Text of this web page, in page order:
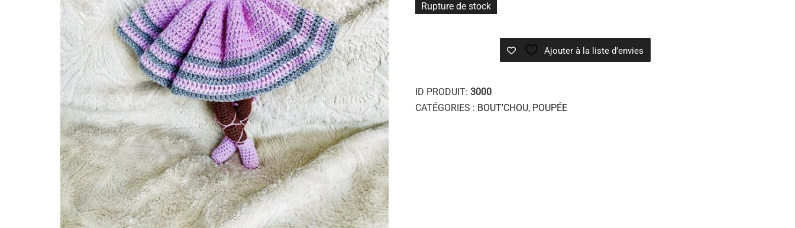
Rupture de stock
Ajouter à la liste d’envies
ID PRODUIT: 3000
CATÉGORIES : BOUT'CHOU, POUPÉE